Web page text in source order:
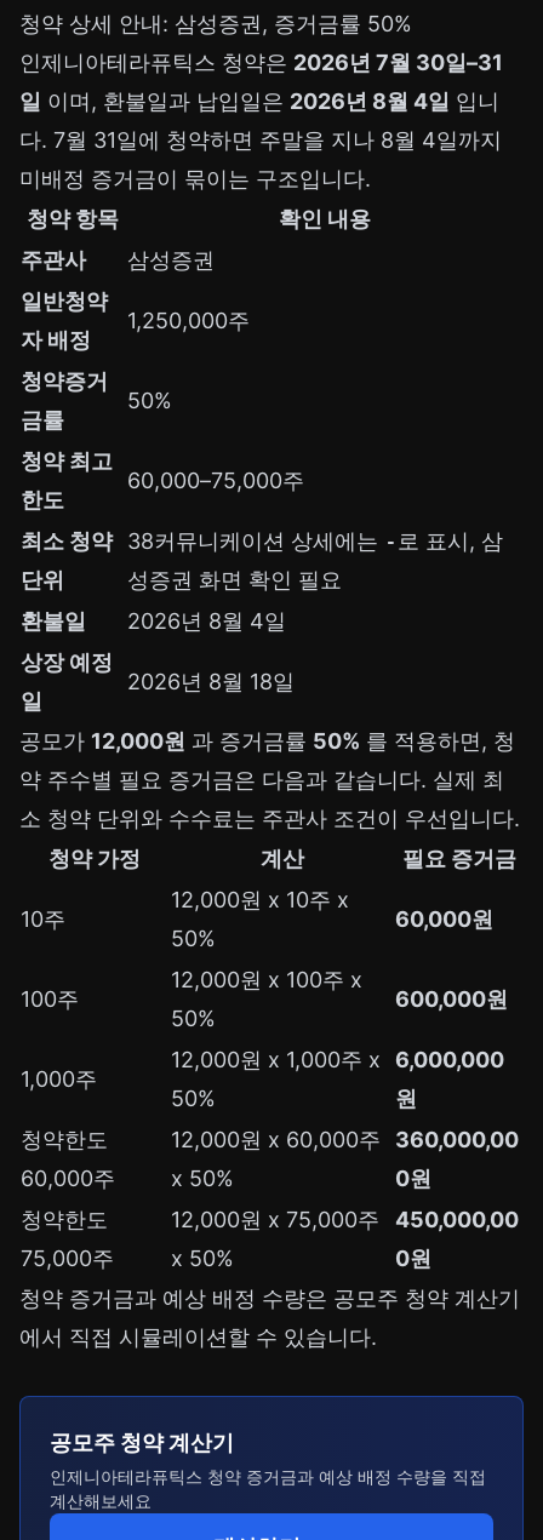
청약 상세 안내: 삼성증권, 증거금률 50%
인제니아테라퓨틱스 청약은 2026년 7월 30일–31
일 이며, 환불일과 납입일은 2026년 8월 4일 입니
다. 7월 31일에 청약하면 주말을 지나 8월 4일까지
미배정 증거금이 묶이는 구조입니다.
청약 항목
확인 내용
주관사
삼성증권
일반청약
자 배정
1,250,000주
청약증거
금률
50%
청약 최고
한도
60,000–75,000주
최소 청약
단위
38커뮤니케이션 상세에는 -로 표시, 삼
성증권 화면 확인 필요
환불일
2026년 8월 4일
상장 예정
일
2026년 8월 18일
공모가 12,000원 과 증거금률 50% 를 적용하면, 청
약 주수별 필요 증거금은 다음과 같습니다. 실제 최
소 청약 단위와 수수료는 주관사 조건이 우선입니다.
청약 가정
계산 필요 증거금
10주
12,000원 x 10주 x
50%
60,000원
100주
12,000원 x 100주 x
50%
600,000원
1,000주
12,000원 x 1,000주 x
50%
6,000,000
원
청약한도
60,000주
12,000원 x 60,000주
x 50%
360,000,00
0원
청약한도
75,000주
12,000원 x 75,000주
x 50%
450,000,00
0원
청약 증거금과 예상 배정 수량은 공모주 청약 계산기
에서 직접 시뮬레이션할 수 있습니다.
공모주 청약 계산기
인제니아테라퓨틱스 청약 증거금과 예상 배정 수량을 직접
계산해보세요